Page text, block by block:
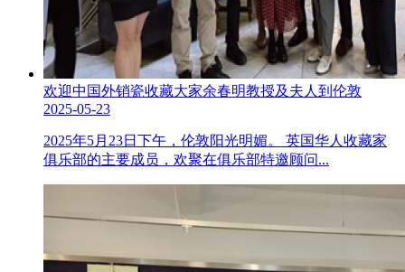
欢迎中国外销瓷收藏大家余春明教授及夫人到伦敦
2025-05-23
2025年5月23日下午，伦敦阳光明媚。 英国华人收藏家
俱乐部的主要成员，欢聚在俱乐部特邀顾问...